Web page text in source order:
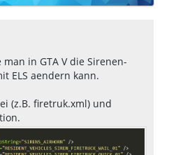
in GTA V die Sirenen-
ELS aendern kann.
(z.B. firetruk.xml) und